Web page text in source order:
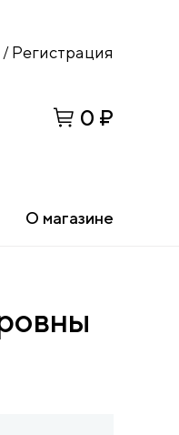
/ Регистрация
0 ₽
О магазине